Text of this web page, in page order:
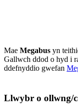
Mae Megabus yn
Gallwch ddod o hyd i
ddefnyddio gwefan
Llwybr o ollwng/